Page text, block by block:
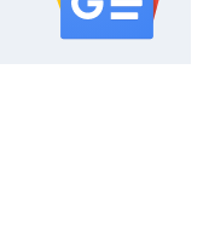
serwisu